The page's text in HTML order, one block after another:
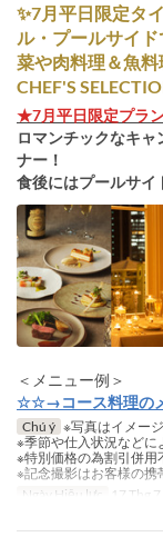
✨7月平日限定タ
ル・プールサイ
菜や肉料理＆魚
CHEF'S
★7月平日限定プラ
ロマンチックなキ
ナー！
食後にはプールサイ
＜メニュー例＞
☆☆→コース料理の
Chú ý ※写真はイメージ
※季節や仕入状況などに
※特別価格の為割引併用
※記念撮影はお客様の携
Ngày Hiệu lực
17 Thg